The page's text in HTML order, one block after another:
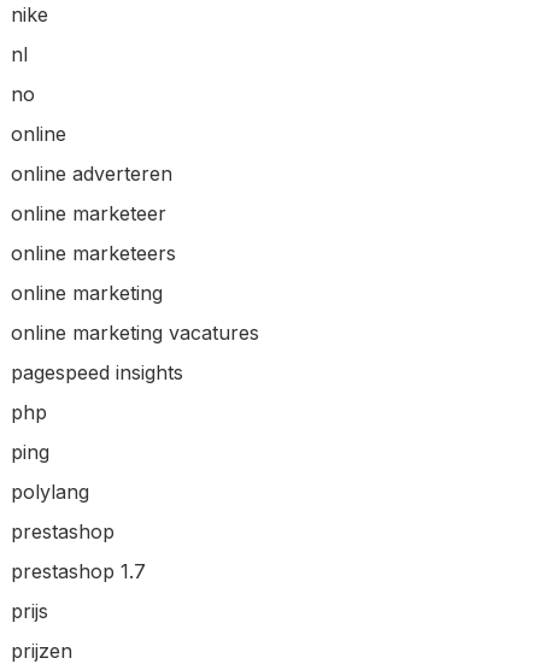
nike
nl
no
online
online adverteren
online marketeer
online marketeers
online marketing
online marketing vacatures
pagespeed insights
php
ping
polylang
prestashop
prestashop 1.7
prijs
prijzen